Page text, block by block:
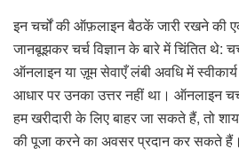
इन चर्चों की ऑफ़लाइन बैठकें जारी रखने की
जानबूझकर चर्च विज्ञान के बारे में चिंतित थे:
ऑनलाइन या ज़ूम सेवाएँ लंबी अवधि में
आधार पर उनका उत्तर नहीं था। ऑनलाइन
हम खरीदारी के लिए बाहर जा सकते हैं, तो
की पूजा करने का अवसर प्रदान कर सकते हैं।